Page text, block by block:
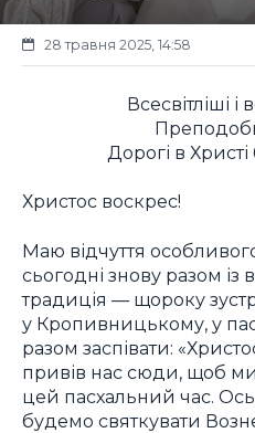
28 травня 2025, 14:58
Всесвітліші і
Дорогі в Христі
Христос воскрес!
Маю відчуття
сьогодні знову разом
традиція — щороку
у Кропивницькому, у
разом заспівати:
привів нас сюди, щоб
цей пасхальний час. Ось
будемо святкувати